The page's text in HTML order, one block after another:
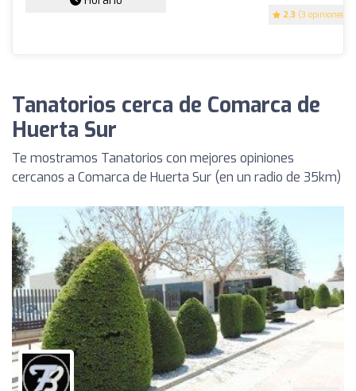
2.3 (3 opiniones)
Tanatorios cerca de Comarca de
Huerta Sur
Te mostramos Tanatorios con mejores opiniones
cercanos a Comarca de Huerta Sur (en un radio de 35km)